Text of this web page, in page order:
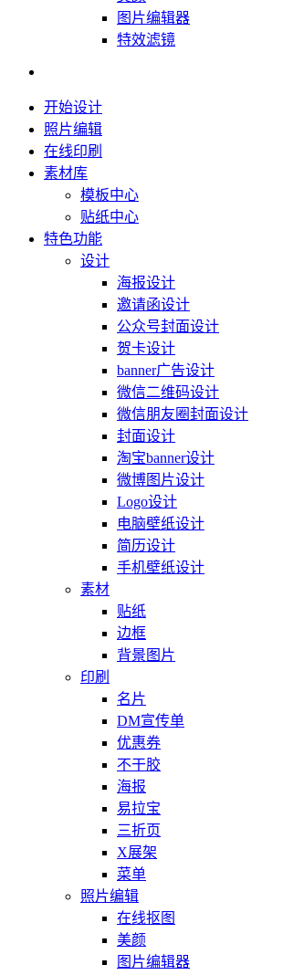
图片编辑器
特效滤镜
开始设计
照片编辑
在线印刷
素材库
模板中心
贴纸中心
特色功能
设计
海报设计
邀请函设计
公众号封面设计
贺卡设计
banner广告设计
微信二维码设计
微信朋友圈封面设计
封面设计
淘宝banner设计
微博图片设计
Logo设计
电脑壁纸设计
简历设计
手机壁纸设计
素材
贴纸
边框
背景图片
印刷
名片
DM宣传单
优惠券
不干胶
海报
易拉宝
三折页
X展架
菜单
照片编辑
在线抠图
美颜
图片编辑器